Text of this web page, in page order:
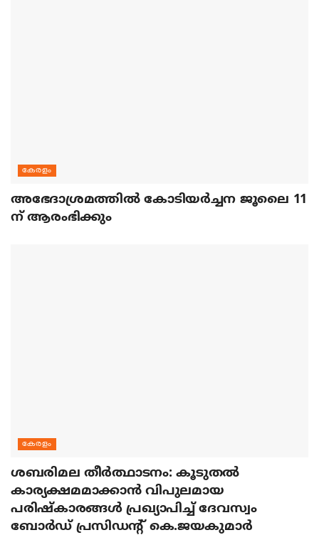
കേരളം
അഭേദാശ്രമത്തില്‍ കോടിയര്‍ച്ചന ജൂലൈ 11
ന് ആരംഭിക്കും
കേരളം
ശബരിമല തീര്‍ത്ഥാടനം: കൂടുതല്‍
കാര്യക്ഷമമാക്കാന്‍ വിപുലമായ
പരിഷ്‌കാരങ്ങള്‍ പ്രഖ്യാപിച്ച് ദേവസ്വം
ബോര്‍ഡ് പ്രസിഡന്റ് കെ.ജയകുമാര്‍